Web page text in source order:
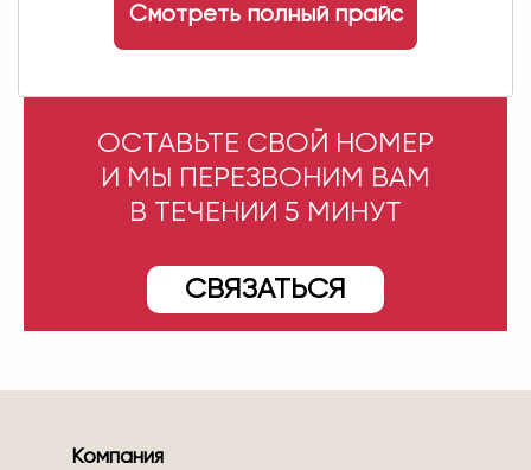
Смотреть полный прайс
ОСТАВЬТЕ СВОЙ НОМЕР
И МЫ ПЕРЕЗВОНИМ ВАМ
В ТЕЧЕНИИ 5 МИНУТ
СВЯЗАТЬСЯ
Компания